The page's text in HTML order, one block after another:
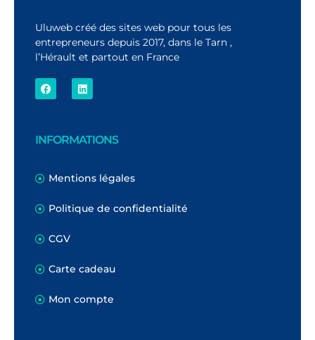
Uluweb créé des sites web pour tous les
entrepreneurs depuis 2017, dans le Tarn ,
l’Hérault et partout en France
INFORMATIONS
Mentions légales
Politique de confidentialité
CGV
Carte cadeau
Mon compte